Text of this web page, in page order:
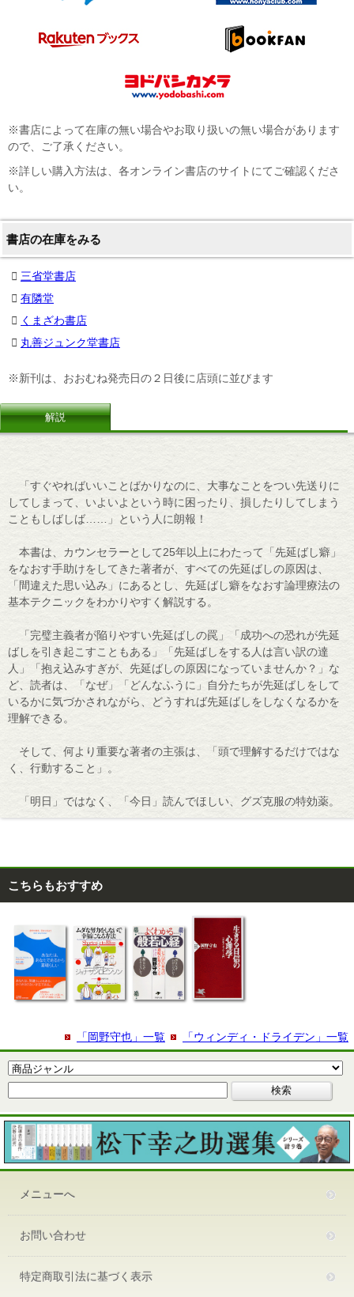
※書店によって在庫の無い場合やお取り扱いの無い場合があります
ので、ご了承ください。
※詳しい購入方法は、各オンライン書店のサイトにてご確認くださ
い。
書店の在庫をみる
三省堂書店
有隣堂
くまざわ書店
丸善ジュンク堂書店
※新刊は、おおむね発売日の２日後に店頭に並びます
解説
「すぐやればいいことばかりなのに、大事なことをつい先送りに
してしまって、いよいよという時に困ったり、損したりしてしまう
こともしばしば……」という人に朗報！
本書は、カウンセラーとして25年以上にわたって「先延ばし癖」
をなおす手助けをしてきた著者が、すべての先延ばしの原因は、
「間違えた思い込み」にあるとし、先延ばし癖をなおす論理療法の
基本テクニックをわかりやすく解説する。
「完璧主義者が陥りやすい先延ばしの罠」「成功への恐れが先延
ばしを引き起こすこともある」「先延ばしをする人は言い訳の達
人」「抱え込みすぎが、先延ばしの原因になっていませんか？」な
ど、読者は、「なぜ」「どんなふうに」自分たちが先延ばしをして
いるかに気づかされながら、どうすれば先延ばしをしなくなるかを
理解できる。
そして、何より重要な著者の主張は、「頭で理解するだけではな
く、行動すること」。
「明日」ではなく、「今日」読んでほしい、グズ克服の特効薬。
こちらもおすすめ
「ウィンディ・ドライデン」一覧
「岡野守也」一覧
メニューへ
お問い合わせ
特定商取引法に基づく表示